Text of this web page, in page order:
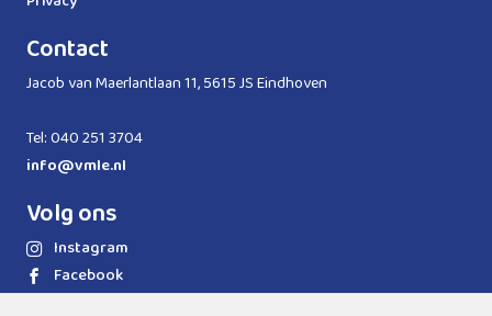
Contact
Jacob van Maerlantlaan 11, 5615 JS Eindhoven
Tel: 040 251 3704
info@vmle.nl
Volg ons
Instagram
Facebook